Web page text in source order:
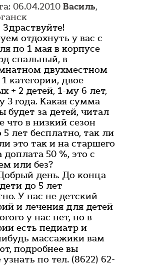
06.04.2010 Василь,
Здраствуйте!
отдохнуть у вас c
по 1 мая в корпусе
спальный, в
двухместном
категории, двое
+ 2 детей, 1-му 6 лет,
3 года. Какая сумма
будет за детей, читал
что в низкий сезон
5 лет бесплатно, так ли
это так и на старшего
доплата 50 %, это с
или без?
день. До конца
до 5 лет
У нас не детский
и лечения для детей
у нас нет, но в
есть педиатр и
массажики вам
подробнее вы
по тел. (8622) 62-